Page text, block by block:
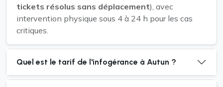
tickets résolus sans déplacement), avec
intervention physique sous 4 à 24 h pour les cas
critiques.
Quel est le tarif de l'infogérance à Autun ?